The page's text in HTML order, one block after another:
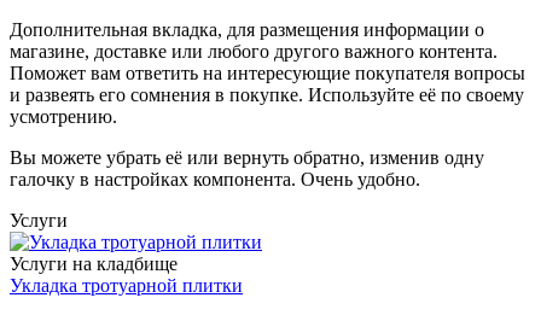
Дополнительная вкладка, для размещения информации о
магазине, доставке или любого другого важного контента.
Поможет вам ответить на интересующие покупателя вопросы
и развеять его сомнения в покупке. Используйте её по своему
усмотрению.
Вы можете убрать её или вернуть обратно, изменив одну
галочку в настройках компонента. Очень удобно.
Услуги
Услуги на кладбище
Укладка тротуарной плитки